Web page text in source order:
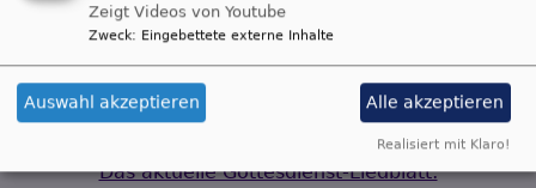
Digitales Liedblatt
Das aktuelle Gottesdienst-Liedblatt:
Zeigt Videos von Youtube
Zweck: Eingebettete externe Inhalte
Auswahl akzeptieren Alle akzeptieren
Realisiert mit Klaro!